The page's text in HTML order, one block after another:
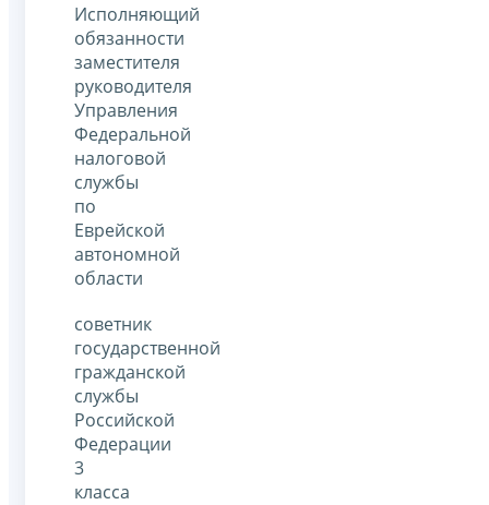
Исполняющий
обязанности
заместителя
руководителя
Управления
Федеральной
налоговой
службы
по
Еврейской
автономной
области
советник
государственной
гражданской
службы
Российской
Федерации
3
класса